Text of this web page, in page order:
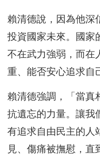
賴清德說，因為他深
投資國家未來。國家
不在武力強弱，而在
重、能否安心追求自
賴清德強調，「當真
抗遺忘的力量。讓我
有追求自由民主的人
見、傷痛被撫慰，直